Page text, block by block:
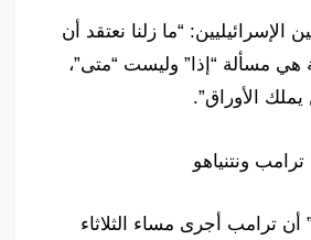
الإسرائيليين: “ما زلنا نعتقد أن
هي مسألة “إذا” وليست “متى”،
الأوراق”.
ونتنياهو
ترامب أجرى مساء الثلاثاء